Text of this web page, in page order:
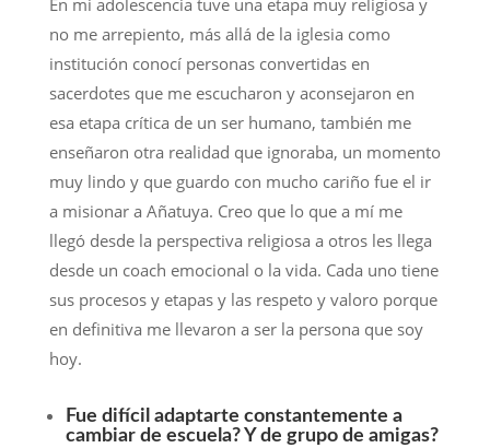
En mi adolescencia tuve una etapa muy religiosa y
no me arrepiento, más allá de la iglesia como
institución conocí personas convertidas en
sacerdotes que me escucharon y aconsejaron en
esa etapa crítica de un ser humano, también me
enseñaron otra realidad que ignoraba, un momento
muy lindo y que guardo con mucho cariño fue el ir
a misionar a Añatuya. Creo que lo que a mí me
llegó desde la perspectiva religiosa a otros les llega
desde un coach emocional o la vida. Cada uno tiene
sus procesos y etapas y las respeto y valoro porque
en definitiva me llevaron a ser la persona que soy
hoy.
Fue difícil adaptarte constantemente a
cambiar de escuela? Y de grupo de amigas?